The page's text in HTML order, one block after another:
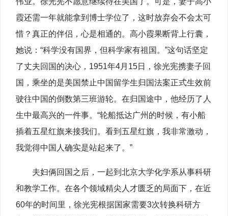
霞还需一年就能拿到博士学位了，这时放弃会不会太可
惜？真正的伴侣，心是相通的。高小霞果断背上行囊，
她说：“科学没有国界，但科学家有祖国。”这句话坚定
了丈夫回国的决心，1951年4月15日，徐光宪携妻子回
国，乘坐的是美国禁止中国留学生归国法案正式生效前
驶往中国的倒数第三班游轮。在归国途中，他经历了人
生中最高兴的一件事。“轮船抵达广州的时候，有小船
插着五星红旗来接我们。看到五星红旗，我非常激动，
我觉得中国人确实是站起来了。”
夫妇俩回国之后，一起到北京大学化学系从事科研
和教学工作。在各个领域精尖人才匮乏的局面下，在近
60年的时间里，徐光宪根据国家需要3次转换科研方